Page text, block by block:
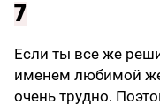
7
Если ты все же
именем любимой
очень трудно.